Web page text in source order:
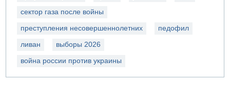
сектор газа после войны
преступления несовершеннолетних педофил
ливан выборы 2026
война россии против украины